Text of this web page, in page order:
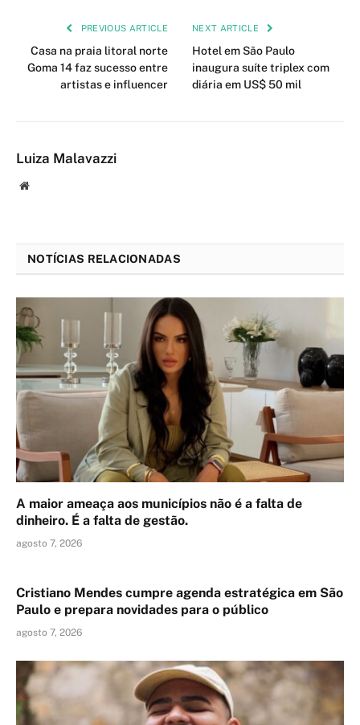
PREVIOUS ARTICLE
Casa na praia litoral norte
Goma 14 faz sucesso entre
artistas e influencer
NEXT ARTICLE
Hotel em São Paulo
inaugura suíte triplex com
diária em US$ 50 mil
Luiza Malavazzi
Website
NOTÍCIAS RELACIONADAS
A maior ameaça aos municípios não é a falta de
dinheiro. É a falta de gestão.
agosto 7, 2026
Cristiano Mendes cumpre agenda estratégica em São
Paulo e prepara novidades para o público
agosto 7, 2026